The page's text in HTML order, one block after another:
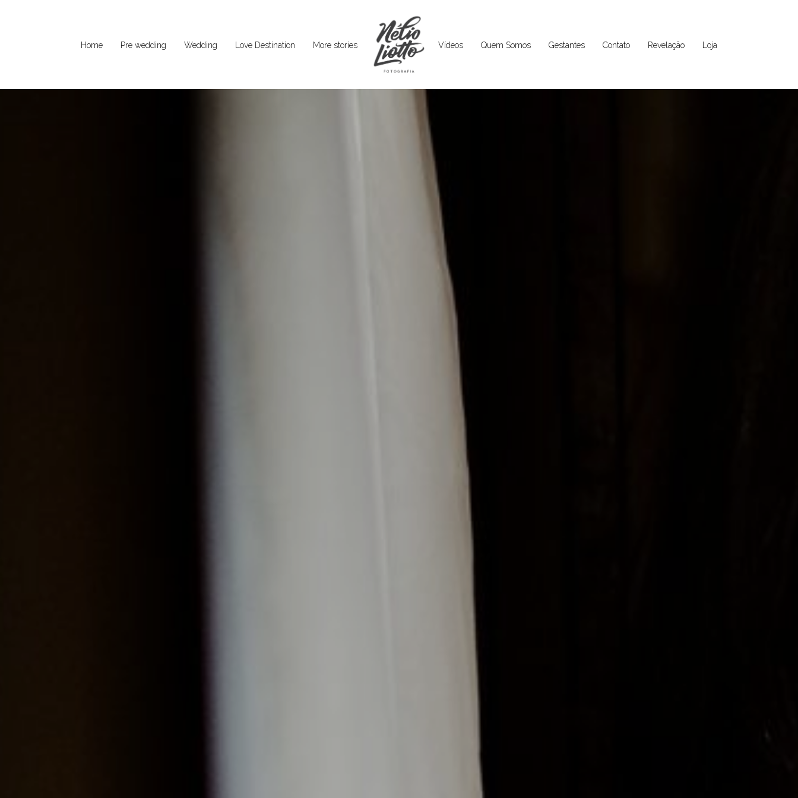
Home Pre wedding Wedding Love Destination More stories Vídeos Quem Somos Gestantes Contato Revelação Loja